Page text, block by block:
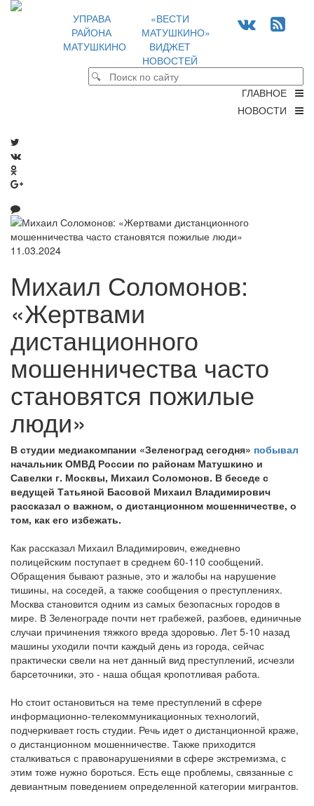
УПРАВА
РАЙОНА
МАТУШКИНО
«ВЕСТИ
МАТУШКИНО»
ВИДЖЕТ
НОВОСТЕЙ
ГЛАВНОЕ
НОВОСТИ
11.03.2024
Михаил Соломонов:
«Жертвами
дистанционного
мошенничества часто
становятся пожилые
люди»
В студии медиакомпании «Зеленоград сегодня» побывал
начальник ОМВД России по районам Матушкино и
Савелки г. Москвы, Михаил Соломонов. В беседе с
ведущей Татьяной Басовой Михаил Владимирович
рассказал о важном, о дистанционном мошенничестве, о
том, как его избежать.
Как рассказал Михаил Владимирович, ежедневно
полицейским поступает в среднем 60-110 сообщений.
Обращения бывают разные, это и жалобы на нарушение
тишины, на соседей, а также сообщения о преступлениях.
Москва становится одним из самых безопасных городов в
мире. В Зеленограде почти нет грабежей, разбоев, единичные
случаи причинения тяжкого вреда здоровью. Лет 5-10 назад
машины уходили почти каждый день из города, сейчас
практически свели на нет данный вид преступлений, исчезли
барсеточники, это - наша общая кропотливая работа.
Но стоит остановиться на теме преступлений в сфере
информационно-телекоммуникационных технологий,
подчеркивает гость студии. Речь идет о дистанционной краже,
о дистанционном мошенничестве. Также приходится
сталкиваться с правонарушениями в сфере экстремизма, с
этим тоже нужно бороться. Есть еще проблемы, связанные с
девиантным поведением определенной категории мигрантов.